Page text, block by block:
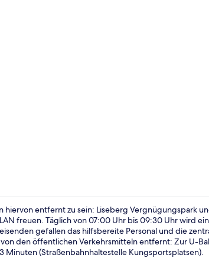
hiervon entfernt zu sein: Liseberg Vergnügungspark
freuen. Täglich von 07:00 Uhr bis 09:30 Uhr wird
gefallen das hilfsbereite Personal und die
den öffentlichen Verkehrsmitteln entfernt: Zur U-
Minuten (Straßenbahnhaltestelle Kungsportsplatsen).